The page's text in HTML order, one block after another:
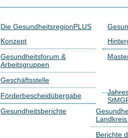
Die GesundheitsregionPLUS
Konzept
Gesundheitsforum &
Arbeitsgruppen
Geschäftsstelle
Förderbescheidübergabe
Gesundheitsberichte
Berichte